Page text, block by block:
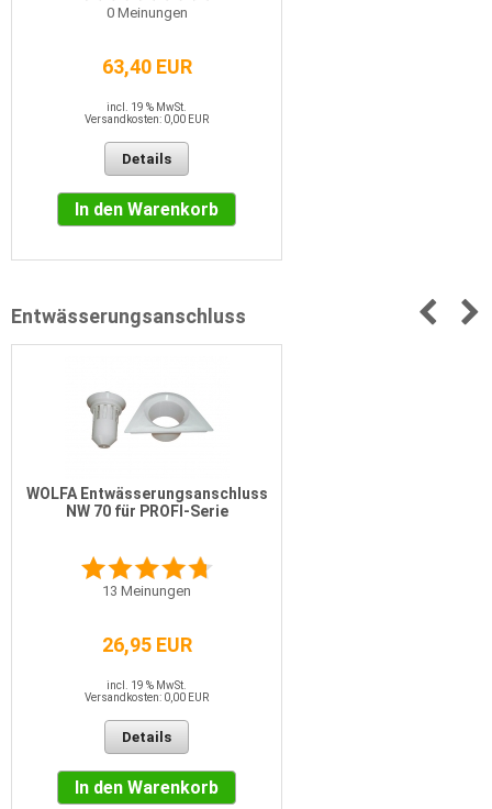
0Meinungen
63,40 EUR
incl. 19 % MwSt.
Versandkosten: 0,00 EUR
Details
In den Warenkorb
Entwässerungsanschluss
WOLFA Entwässerungsanschluss
NW 70 für PROFI-Serie
13 Meinungen
26,95 EUR
incl. 19 % MwSt.
Versandkosten: 0,00 EUR
Details
In den Warenkorb